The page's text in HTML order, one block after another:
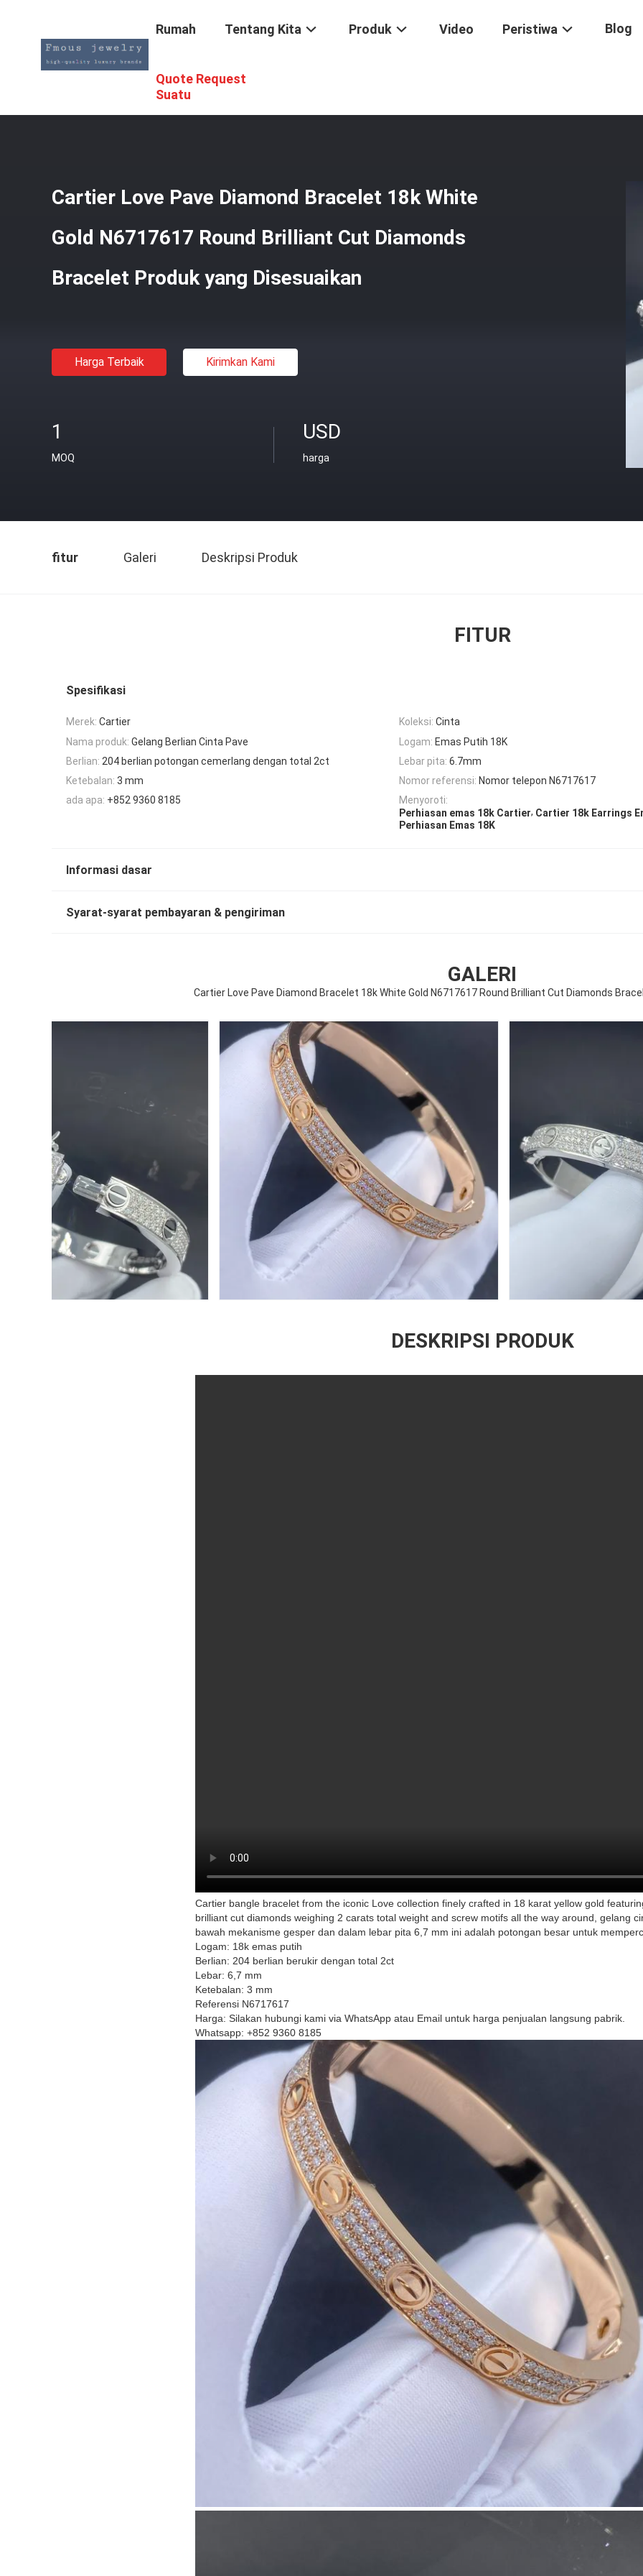
Rumah Tentang Kita Produk Video Peristiwa Blog
Quote Request
Suatu
Perhiasan Emas 18K /
Cartier Love Pave Diamond Bracelet 18k White
Gold N6717617 Round Brilliant Cut Diamonds
Bracelet Produk yang Disesuaikan
Harga Terbaik Kirimkan Kami
1
MOQ
USD
harga
fitur Galeri Deskripsi Produk
FITUR
Spesifikasi
Merek: Cartier Koleksi: Cinta
Nama produk: Gelang Berlian Cinta Pave Logam: Emas Putih 18K
Berlian: 204 berlian potongan cemerlang dengan total 2ct Lebar pita: 6.7mm
Ketebalan: 3 mm Nomor referensi: Nomor telepon N6717617
ada apa: +852 9360 8185
Menyoroti:
Perhiasan emas 18k Cartier, Cartier 18k Earrings
Perhiasan Emas 18K
Informasi dasar
Syarat-syarat pembayaran & pengiriman
GALERI
Cartier Love Pave Diamond Bracelet 18k White Gold N6717617 Round Brilliant Cut Diamonds
DESKRIPSI PRODUK
Cartier bangle bracelet from the iconic Love collection finely crafted in 18 karat yellow gold
brilliant cut diamonds weighing 2 carats total weight and screw motifs all the way around, gelang
bawah mekanisme gesper dan dalam lebar pita 6,7 mm ini adalah potongan besar untuk
Logam: 18k emas putih
Berlian: 204 berlian berukir dengan total 2ct
Lebar: 6,7 mm
Ketebalan: 3 mm
Referensi N6717617
Harga: Silakan hubungi kami via WhatsApp atau Email untuk harga penjualan langsung pabrik.
Whatsapp: +852 9360 8185